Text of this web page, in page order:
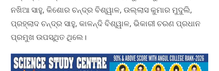
ନଖିଆ ସାହୁ, କିଶୋର ଚନ୍ଦ୍ର ବିଶ୍ୱାଳ, ଉଲ୍ଲାସ କୁମାର ମୁଦୁଲି,
ପ୍ରହ୍ଲାଦ ଚନ୍ଦ୍ର ସାହୁ, କାଳନ୍ଦି ବିଶ୍ୱାଳ, ଭିକାରୀ ଚରଣ ପ୍ରଧାନ
ପ୍ରମୁଖ ଉପସ୍ଥିତ ଥିଲେ।